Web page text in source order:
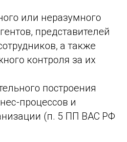
или неразумного
представителей
а также
контроля за их
построения
процессов и
(п. 5 ПП ВАС РФ